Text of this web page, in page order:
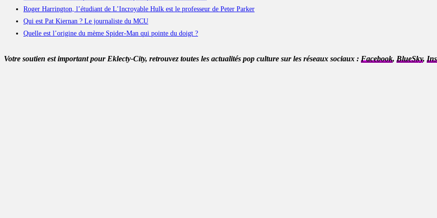
Roger Harrington, l’étudiant de L’Incroyable Hulk est le professeur de Peter Parker
Qui est Pat Kiernan ? Le journaliste du MCU
Quelle est l’origine du mème Spider-Man qui pointe du doigt ?
Votre soutien est important pour Eklecty-City, retrouvez toutes les actualités pop culture sur les réseaux sociaux : Facebook, BlueSky,